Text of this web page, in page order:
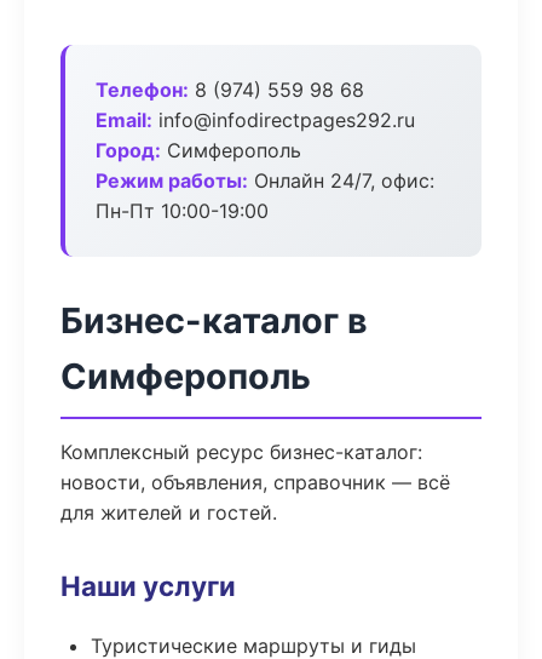
Телефон: 8 (974) 559 98 68
Email: info@infodirectpages292.ru
Город: Симферополь
Режим работы: Онлайн 24/7, офис:
Пн-Пт 10:00-19:00
Бизнес-каталог в
Симферополь
Комплексный ресурс бизнес-каталог:
новости, объявления, справочник — всё
для жителей и гостей.
Наши услуги
Туристические маршруты и гиды